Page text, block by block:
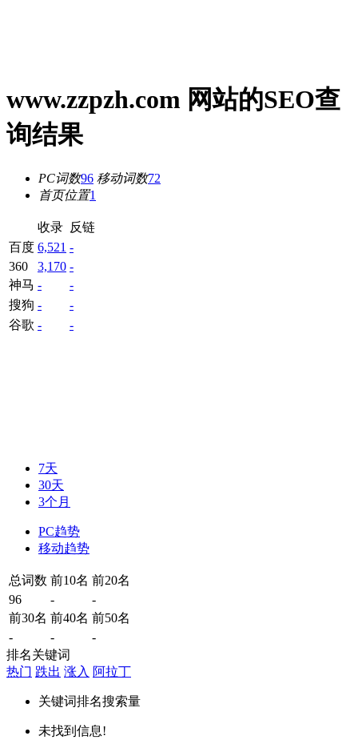
www.zzpzh.com 网站的SEO查
询结果
PC词数96 移动词数72
首页位置1
收录 反链
百度 6,521 -
360
3,170 -
神马 -
-
搜狗 -
-
谷歌 - -
7天
30天
3个月
PC趋势
移动趋势
总词数 前10名 前20名
96
-
-
前30名 前40名 前50名
-
-
-
排名关键词
热门 跌出 涨入 阿拉丁
关键词排名搜索量
未找到信息!